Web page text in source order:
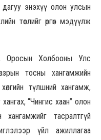
энэхүү олон улсын
төслийг өргөн мэдүүлж
Оросын Холбооны Улс
тосны хангамжийн
түлшний хангамж,
“Чингис хаан” олон
тасралтгүй
үйл ажиллагаа